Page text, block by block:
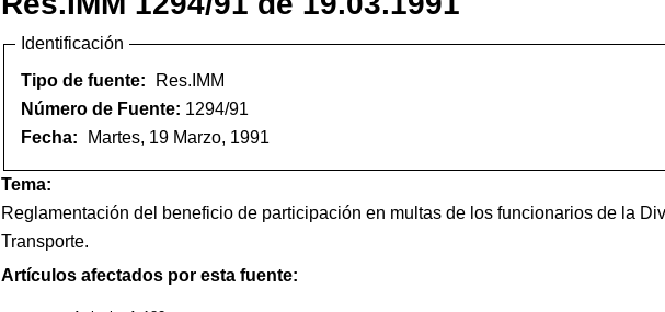
Identificación
Tipo de fuente:
Res.IMM
Número de Fuente: 1294/91
Fecha:
Martes, 19 Marzo, 1991
Tema:
Reglamentación del beneficio de participación en multas de los funcionarios de la
Transporte.
Artículos afectados por esta fuente: